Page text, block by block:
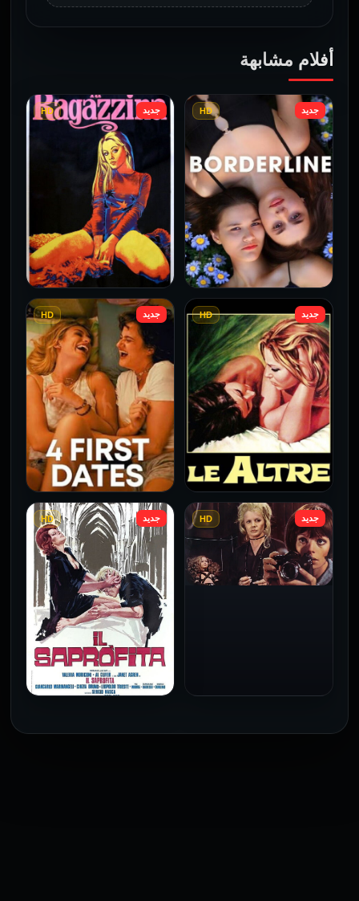
أفلام مشابهة
جديد HD
فيلم Borderline مترجم
للكبار فقط
2026
جديد HD
فيلم Monika مترجم للكبار
فقط
2026
جديد HD
فيلم Le altre مترجم للكبار
فقط
2026
جديد HD
فيلم 4 First Dates مترجم
للكبار فقط
2026
جديد HD جديد HD
فيلم The Profiteer مترجم